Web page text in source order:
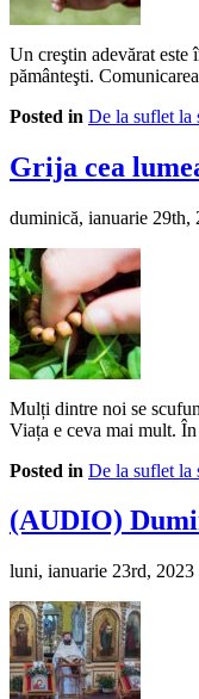
Un creştin adevărat este
pământeşti.
Posted in De la suflet la
Grija cea
duminică, ianuarie 29th,
Mulți dintre noi se
Viața e ceva mai mult.
Posted in De la suflet la
(AUDIO)
luni, ianuarie 23rd, 2023